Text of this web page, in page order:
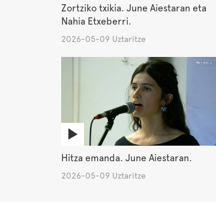
Zortziko txikia. June Aiestaran eta
Nahia Etxeberri.
2026-05-09 Uztaritze
Hitza emanda. June Aiestaran.
2026-05-09 Uztaritze